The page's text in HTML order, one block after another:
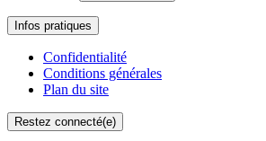
Infos pratiques
Confidentialité
Conditions générales
Plan du site
Restez connecté(e)